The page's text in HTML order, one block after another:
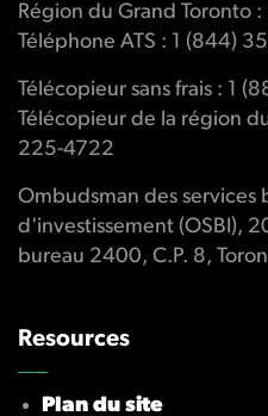
Région du Grand Toronto
Téléphone ATS : 1 (844)
Télécopieur sans frais : 1
Télécopieur de la région
225-4722
Ombudsman des services
d'investissement (OSBI),
bureau 2400, C.P. 8,
Resources
Plan du site